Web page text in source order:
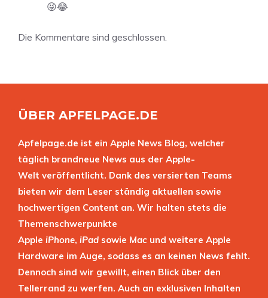
😝😂
Die Kommentare sind geschlossen.
ÜBER APFELPAGE.DE
Apfelpage.de ist ein Apple News Blog, welcher
täglich brandneue News aus der Apple-
Welt veröffentlicht. Dank des versierten Teams
bieten wir dem Leser ständig aktuellen sowie
hochwertigen Content an. Wir halten stets die
Themenschwerpunkte
Apple iPhone, iPad sowie Mac und weitere Apple
Hardware im Auge, sodass es an keinen News fehlt.
Dennoch sind wir gewillt, einen Blick über den
Tellerrand zu werfen. Auch an exklusiven Inhalten